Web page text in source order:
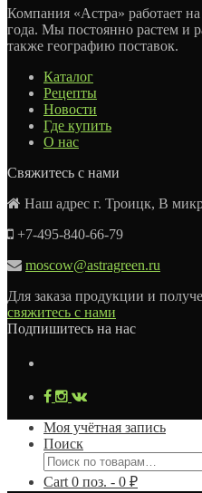
Компания «Астра» работает
года. Мы постоянно растем и
также географию поставок.
Каталог
Рецепты
Новости
Где купить
О нас
Свяжитесь с нами
Наш адрес г. Троицк, В
+7-495-840-66-79
moscow@astragreen.ru
Для заказа продукции и
свяжитесь с нами
Подпишитесь на нас
Моя учётная запись
Поиск
Искать:
Cart0 поз. - 0 ₽